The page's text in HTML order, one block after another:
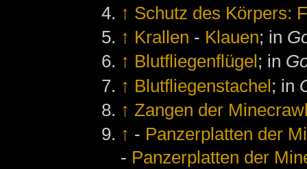
↑ Schutz des Körpers:
↑ Krallen - Klauen; in
↑ Blutfliegenflügel; in
↑ Blutfliegenstachel; in
↑ Zangen der
↑ - Panzerplatten der
- Panzerplatten der